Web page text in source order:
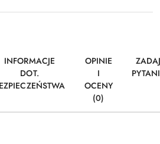
INFORMACJE
DOT.
OPINIE
I
OCENY
(0)